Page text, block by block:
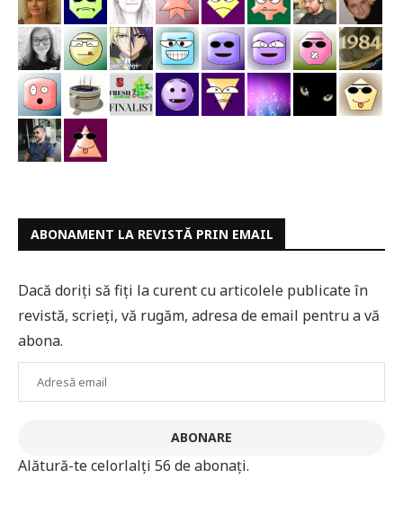
ABONAMENT LA REVISTĂ PRIN EMAIL
Dacă doriți să fiți la curent cu articolele publicate în
revistă, scrieți, vă rugăm, adresa de email pentru a vă
abona.
ABONARE
Alătură-te celorlalți 56 de abonați.